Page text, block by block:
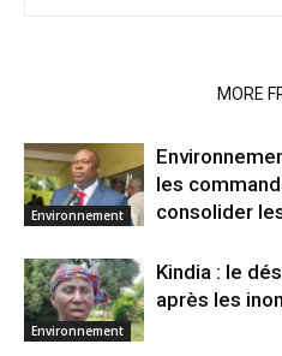
MORE
Environnement
les
consolider
Environnement
Kindia : le
après les